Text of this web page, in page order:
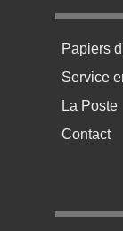
Menu
Papiers
Service
La Poste
Contact
Menu